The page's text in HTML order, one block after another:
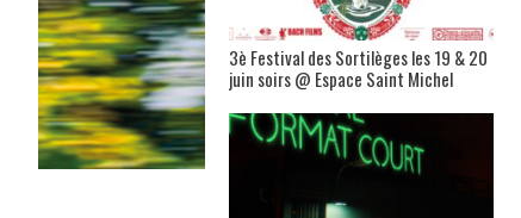
3è Festival des Sortilèges les 19 & 20
juin soirs @ Espace Saint Michel